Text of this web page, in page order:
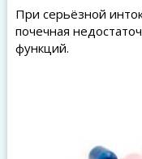
При серьёзной
почечная
функций.